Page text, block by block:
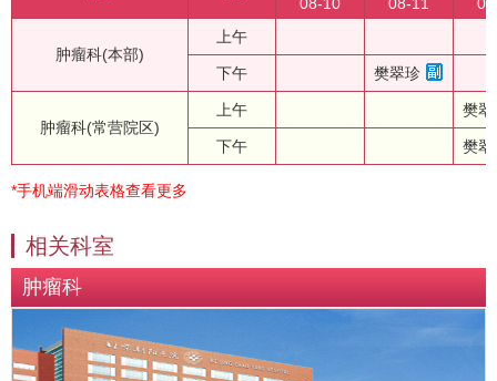
肿瘤科(本部)
上午
下午 樊翠珍
肿瘤科(常营院区)
上午 樊
下午 樊
*手机端滑动表格查看更多
相关科室
肿瘤科